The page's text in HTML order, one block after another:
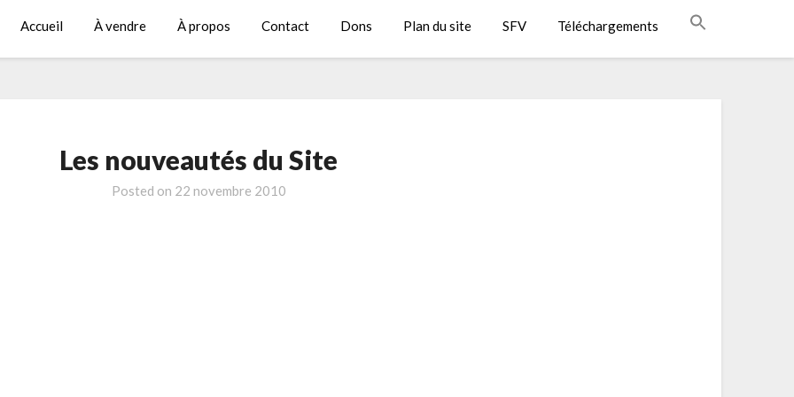
Accueil À vendre À propos Contact Dons Plan du site SFV Téléchargements
Les nouveautés du Site
Posted on 22 novembre 2010